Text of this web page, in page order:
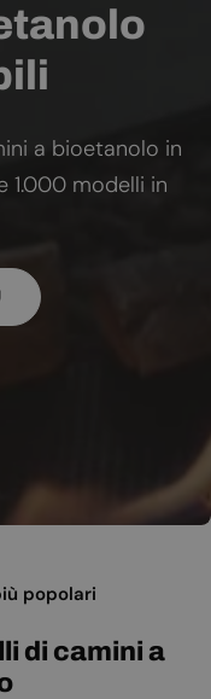
a bioetanolo in
1.000 modelli in
popolari
di camini a